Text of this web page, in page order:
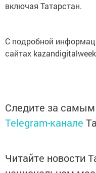
включая Татарстан.
С подробной
сайтах
Следите за
Telegram-канале
Читайте новости